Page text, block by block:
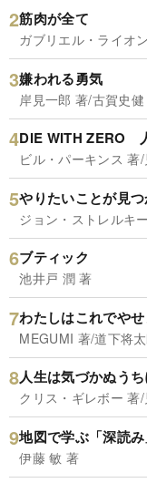
筋肉が全て
ガブリエル・ライオ
嫌われる勇気
岸見一郎 著/古賀史健
DIE WITH ZERO
ビル・パーキンス 著
やりたいことが見
ジョン・ストレルキ
ブティック
池井戸 潤 著
わたしはこれでや
MEGUMI 著/道下将
人生は気づかぬうち
クリス・ギレボー 著
地図で学ぶ「深読
伊藤 敏 著